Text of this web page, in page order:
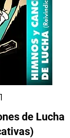
de Lucha